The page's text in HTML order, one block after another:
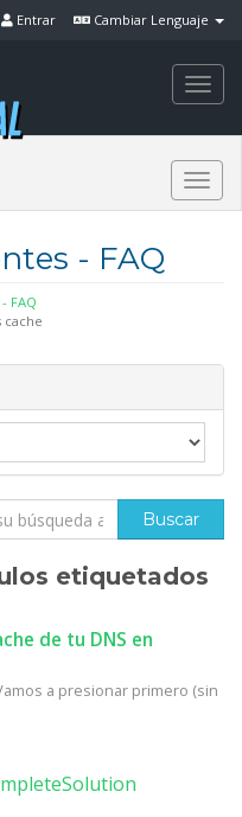
Cambiar Lenguaje
Entrar
- FAQ
FAQ
etiquetados
de tu DNS en
a presionar primero (sin